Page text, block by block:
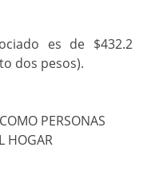
es de $432.2
dos pesos).
PERSONAS
HOGAR